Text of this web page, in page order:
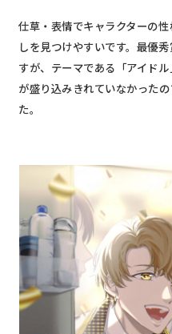
仕草・表情でキャラクターの
しを見つけやすいです。最優
すが、テーマである「アイド
が盛り込みきれていなかった
た。